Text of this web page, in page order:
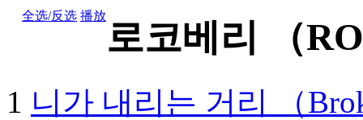
全选/反选 播放
로코베리 （
1 니가 내리는 거리 （